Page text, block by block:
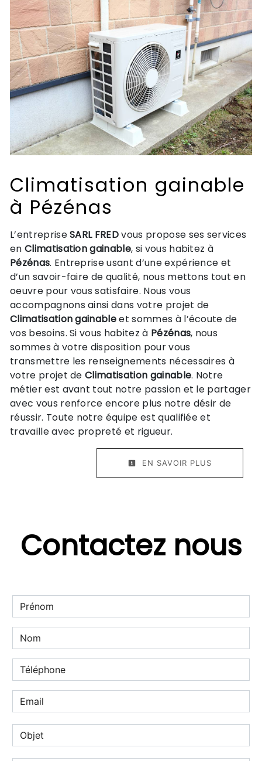
Climatisation gainable
à Pézénas
L’entrepriseSARL FREDvous propose ses services
en Climatisation gainable, si vous habitez à
Pézénas. Entreprise usant d’une expérience et
d’un savoir-faire de qualité, nous mettons tout en
oeuvre pour vous satisfaire. Nous vous
accompagnons ainsi dans votre projet de
Climatisation gainableet sommes à l’écoute de
vos besoins. Si vous habitez à Pézénas, nous
sommes à votre disposition pour vous
transmettre les renseignements nécessaires à
votre projet deClimatisation gainable. Notre
métier est avant tout notre passion et le partager
avec vous renforce encore plus notre désir de
réussir. Toute notre équipe est qualifiée et
travaille avec propreté et rigueur.
EN SAVOIR PLUS
Contactez nous